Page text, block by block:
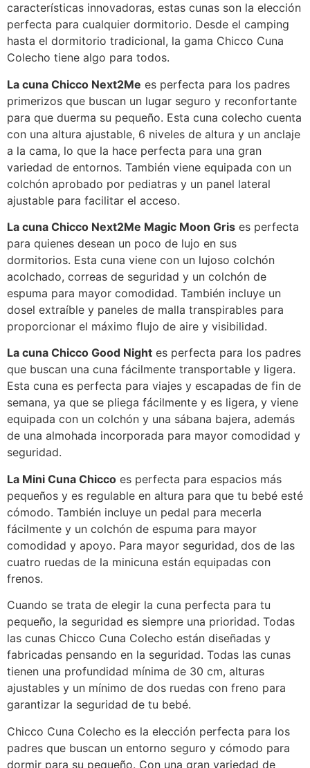
características innovadoras, estas cunas son la elección
perfecta para cualquier dormitorio. Desde el camping
hasta el dormitorio tradicional, la gama Chicco Cuna
Colecho tiene algo para todos.
La cuna Chicco Next2Me es perfecta para los padres
primerizos que buscan un lugar seguro y reconfortante
para que duerma su pequeño. Esta cuna colecho cuenta
con una altura ajustable, 6 niveles de altura y un anclaje
a la cama, lo que la hace perfecta para una gran
variedad de entornos. También viene equipada con un
colchón aprobado por pediatras y un panel lateral
ajustable para facilitar el acceso.
La cuna Chicco Next2Me Magic Moon Gris es perfecta
para quienes desean un poco de lujo en sus
dormitorios. Esta cuna viene con un lujoso colchón
acolchado, correas de seguridad y un colchón de
espuma para mayor comodidad. También incluye un
dosel extraíble y paneles de malla transpirables para
proporcionar el máximo flujo de aire y visibilidad.
La cuna Chicco Good Night es perfecta para los padres
que buscan una cuna fácilmente transportable y ligera.
Esta cuna es perfecta para viajes y escapadas de fin de
semana, ya que se pliega fácilmente y es ligera, y viene
equipada con un colchón y una sábana bajera, además
de una almohada incorporada para mayor comodidad y
seguridad.
La Mini Cuna Chicco es perfecta para espacios más
pequeños y es regulable en altura para que tu bebé esté
cómodo. También incluye un pedal para mecerla
fácilmente y un colchón de espuma para mayor
comodidad y apoyo. Para mayor seguridad, dos de las
cuatro ruedas de la minicuna están equipadas con
frenos.
Cuando se trata de elegir la cuna perfecta para tu
pequeño, la seguridad es siempre una prioridad. Todas
las cunas Chicco Cuna Colecho están diseñadas y
fabricadas pensando en la seguridad. Todas las cunas
tienen una profundidad mínima de 30 cm, alturas
ajustables y un mínimo de dos ruedas con freno para
garantizar la seguridad de tu bebé.
Chicco Cuna Colecho es la elección perfecta para los
padres que buscan un entorno seguro y cómodo para
dormir para su pequeño. Con una gran variedad de